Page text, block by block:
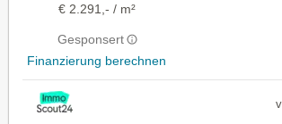
€ 2.291,- / m²
Gesponsert
Finanzierung berechnen